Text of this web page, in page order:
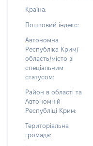
Країна:
Поштовий індекс:
Автономна
Республіка Крим/
область/місто зі
спеціальним
статусом:
Район в області та
Автономній
Республіці Крим:
Територіальна
громада: